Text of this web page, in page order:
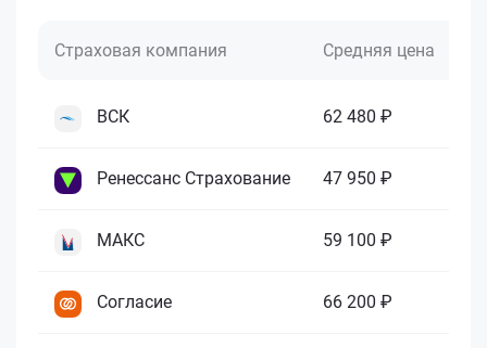
Страховая компания Средняя цена
ВСК 62 480 ₽
Ренессанс Страхование 47 950 ₽
МАКС 59 100 ₽
Согласие 66 200 ₽